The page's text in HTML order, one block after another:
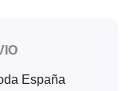
España